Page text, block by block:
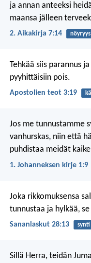
ja annan anteeksi
maansa jälleen
2. Aikakirja 7:14 nöyryys
Tehkää siis parannus
pyyhittäisiin pois.
Apostolien teot 3:19
Jos me tunnustamme
vanhurskas, niin että
puhdistaa meidät
1. Johanneksen kirje 1:9
Joka rikkomuksensa
tunnustaa ja hylkää,
Sananlaskut 28:13 synti
Sillä Herra, teidän